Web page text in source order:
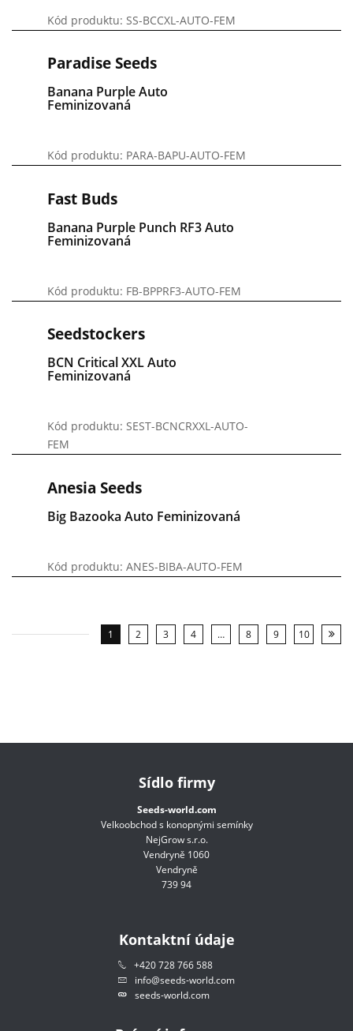
Kód produktu: SS-BCCXL-AUTO-FEM
Paradise Seeds
Banana Purple Auto
Feminizovaná
Kód produktu: PARA-BAPU-AUTO-FEM
Fast Buds
Banana Purple Punch RF3 Auto
Feminizovaná
Kód produktu: FB-BPPRF3-AUTO-FEM
Seedstockers
BCN Critical XXL Auto
Feminizovaná
Kód produktu: SEST-BCNCRXXL-AUTO-
FEM
Anesia Seeds
Big Bazooka Auto Feminizovaná
Kód produktu: ANES-BIBA-AUTO-FEM
1 2 3 4 … 8 9 10
Sídlo firmy
Seeds-world.com
Velkoobchod s konopnými semínky
NejGrow s.r.o.
Vendryně 1060
Vendryně
739 94
Kontaktní údaje
+420 728 766 588
info@seeds-world.com
seeds-world.com